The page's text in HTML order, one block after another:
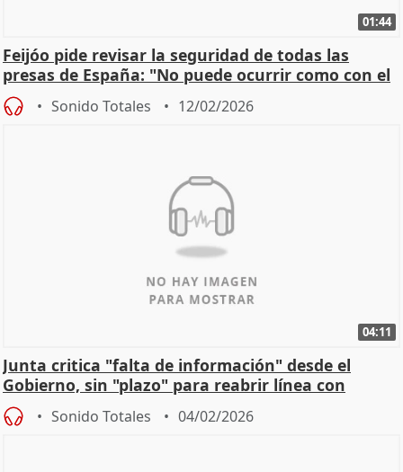
01:44
Feijóo pide revisar la seguridad de todas las
presas de España: "No puede ocurrir como con el
apagón
Sonido Totales 12/02/2026
04:11
Junta critica "falta de información" desde el
Gobierno, sin "plazo" para reabrir línea con
Madrid
Sonido Totales 04/02/2026